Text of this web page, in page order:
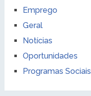
Emprego
Geral
Notícias
Oportunidades
Programas Sociais